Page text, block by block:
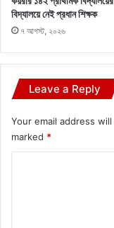
বিদ্যালয়ে নেই প্রধান শিক্ষক
৭ আগস্ট, ২০২৬
Leave a Reply
Your email address
marked *